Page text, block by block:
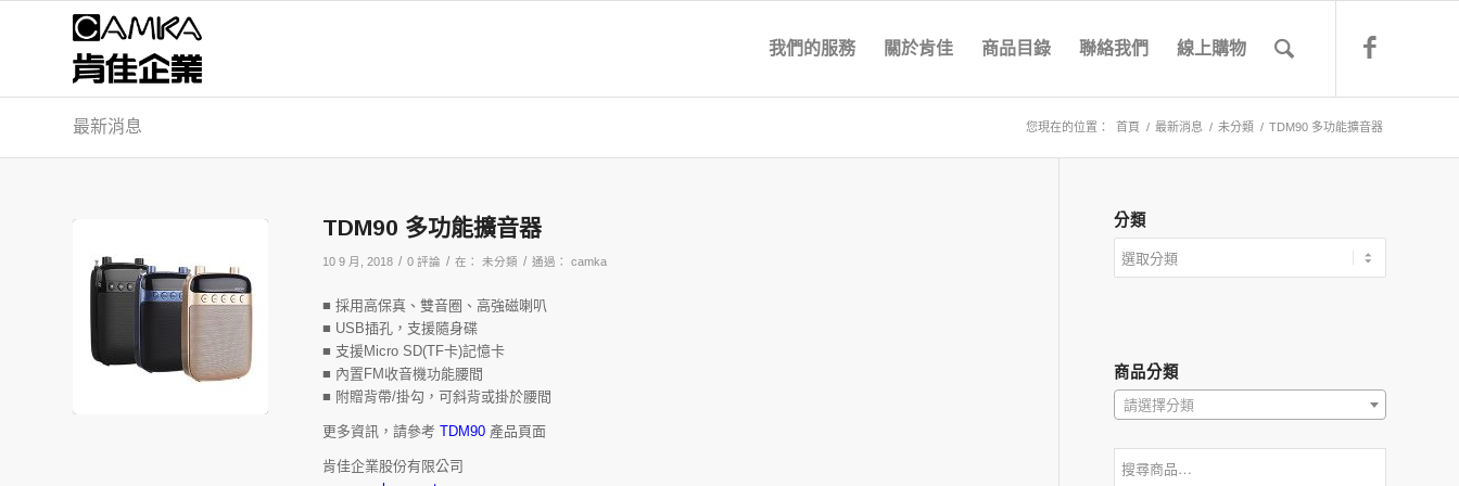
我們的服務 關於肯佳 商品目錄 聯絡我們 線上購物
最新消息 您現在的位置： 首頁 / 最新消息 / 未分類 / TDM90 多功能擴音器
TDM90 多功能擴音器
10 9 月, 2018 / 0 評論 / 在： 未分類 / 通過： camka
■ 採用高保真、雙音圈、高強磁喇叭
■ USB插孔，支援隨身碟
■ 支援Micro SD(TF卡)記憶卡
■ 內置FM收音機功能腰間
■ 附贈背帶/掛勾，可斜背或掛於腰間
更多資訊，請參考 TDM90 產品頁面
肯佳企業股份有限公司
分類
商品分類
請選擇分類